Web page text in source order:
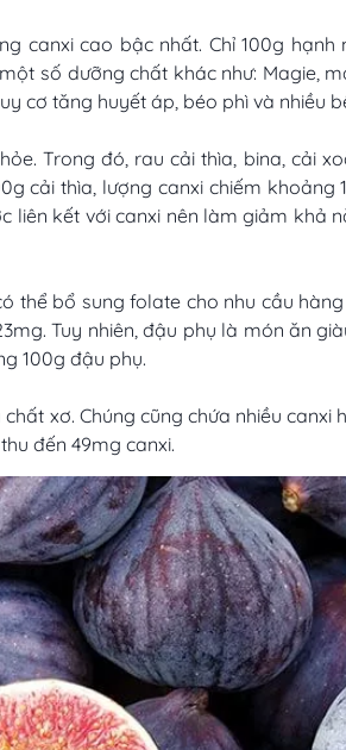
canxi cao bậc nhất. Chỉ 100g hạnh
số dưỡng chất khác như: Magie,
cơ tăng huyết áp, béo phì và nhiều
Trong đó, rau cải thìa, bina, cải
cải thìa, lượng canxi chiếm khoảng
liên kết với canxi nên làm giảm khả
thể bổ sung folate cho nhu cầu
Tuy nhiên, đậu phụ là món ăn
100g đậu phụ.
xơ. Chúng cũng chứa nhiều canxi
đến 49mg canxi.